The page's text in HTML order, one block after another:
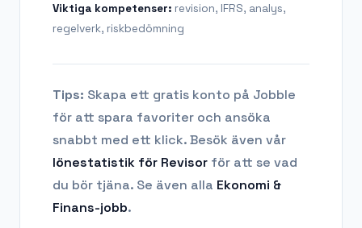
Viktiga kompetenser: revision, IFRS, analys,
regelverk, riskbedömning
Tips: Skapa ett gratis konto på Jobble
för att spara favoriter och ansöka
snabbt med ett klick. Besök även vår
lönestatistik för Revisor för att se vad
du bör tjäna. Se även alla Ekonomi &
Finans-jobb.